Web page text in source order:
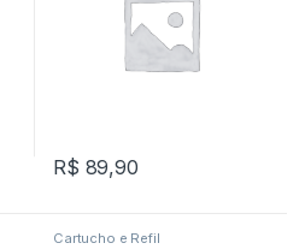
R$ 89,90
Cartucho e Refil